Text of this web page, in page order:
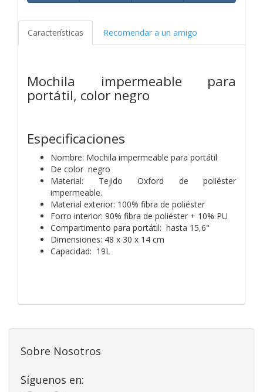
Características Recomendar a un amigo
Mochila impermeable para
portátil, color negro
Especificaciones
Nombre: Mochila impermeable para portátil
De color negro
Material: Tejido Oxford de poliéster
impermeable.
Material exterior: 100% fibra de poliéster
Forro interior: 90% fibra de poliéster + 10% PU
Compartimento para portátil: hasta 15,6"
Dimensiones: 48 x 30 x 14 cm
Capacidad: 19L
Sobre Nosotros
Síguenos en: